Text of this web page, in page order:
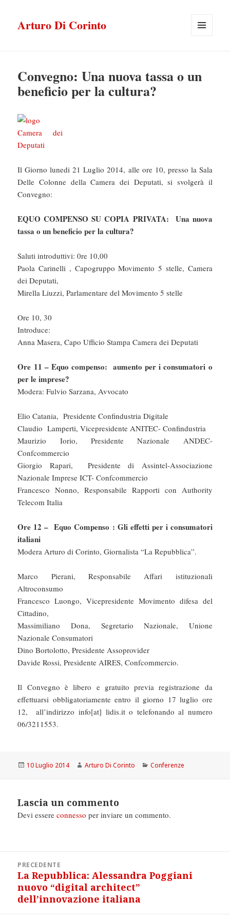
Arturo Di Corinto
Convegno: Una nuova tassa o un
beneficio per la cultura?
Il Giorno lunedi 21 Luglio 2014, alle ore 10, presso la Sala
Delle Colonne della Camera dei Deputati, si svolgerà il
Convegno:
EQUO COMPENSO SU COPIA PRIVATA: Una nuova
tassa o un beneficio per la cultura?
Saluti introduttivi: 0re 10,00
Paola Carinelli , Capogruppo Movimento 5 stelle, Camera
dei Deputati,
Mirella Liuzzi, Parlamentare del Movimento 5 stelle
Ore 10, 30
Introduce:
Anna Masera, Capo Ufficio Stampa Camera dei Deputati
Ore 11 – Equo compenso: aumento per i consumatori o
per le imprese?
Modera: Fulvio Sarzana, Avvocato
Elio Catania, Presidente Confindustria Digitale
Claudio Lamperti, Vicepresidente ANITEC- Confindustria
Maurizio Iorio, Presidente Nazionale ANDEC-
Confcommercio
Giorgio Rapari, Presidente di Assintel-Associazione
Nazionale Imprese ICT- Confcommercio
Francesco Nonno, Responsabile Rapporti con Authority
Telecom Italia
Ore 12 – Equo Compenso : Gli effetti per i consumatori
italiani
Modera Arturo di Corinto, Giornalista “La Repubblica”.
Marco Pierani, Responsabile Affari istituzionali
Altroconsumo
Francesco Luongo, Vicepresidente Movimento difesa del
Cittadino,
Massimiliano Dona, Segretario Nazionale, Unione
Nazionale Consumatori
Dino Bortolotto, Presidente Assoprovider
Davide Rossi, Presidente AIRES, Confcommercio.
Il Convegno è libero e gratuito previa registrazione da
effettuarsi obbligatoriamente entro il giorno 17 luglio ore
12, all’indirizzo info[at] lidis.it o telefonando al numero
06/3211553.
Scritto
10 Luglio 2014 Autore
Arturo Di Corinto Categorie
Conferenze
Lascia un commento
Devi essereconnesso per inviare un commento.
articoliPRECEDENTE
Articolo
precedente:
La Repubblica: Alessandra Poggiani
nuovo “digital architect”
dell’innovazione italiana